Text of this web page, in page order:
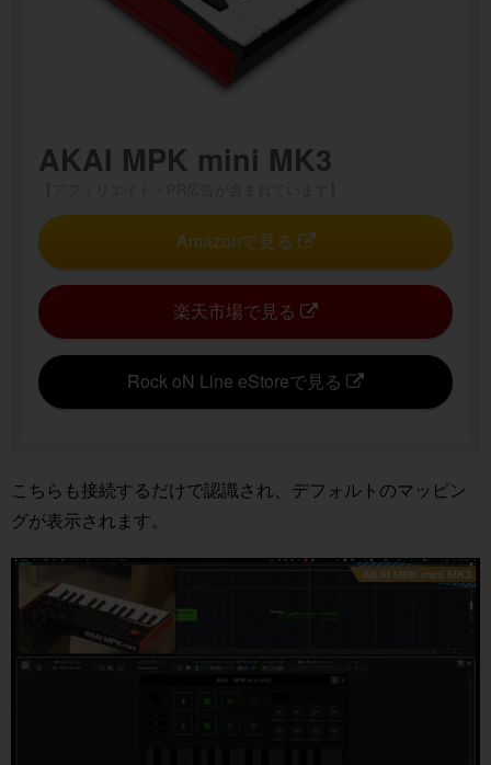
AKAI MPK mini MK3
Amazonで見る
楽天市場で見る
Rock oN Line eStoreで見る
こちらも接続するだけで認識され、デフォルトのマッピン
グが表示されます。